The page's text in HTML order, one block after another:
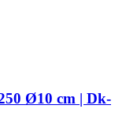
Ø10 cm | Dk-